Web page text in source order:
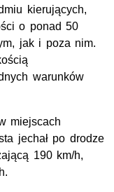
kierujących,
o ponad 50
jak i poza nim.
warunków
miejscach
jechał po drodze
190 km/h,